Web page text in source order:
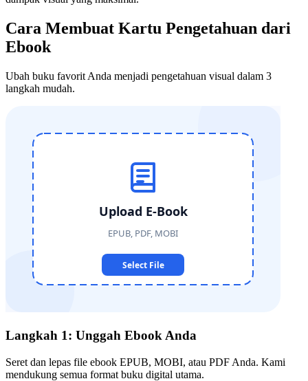
Cara Membuat Kartu Pengetahuan dari
Ebook
Ubah buku favorit Anda menjadi pengetahuan visual dalam 3
langkah mudah.
Langkah 1: Unggah Ebook Anda
Seret dan lepas file ebook EPUB, MOBI, atau PDF Anda. Kami
mendukung semua format buku digital utama.